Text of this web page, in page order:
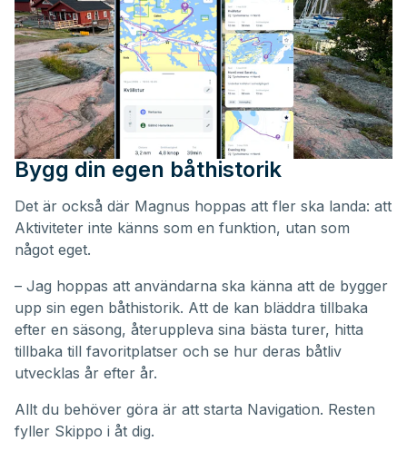
Bygg din egen båthistorik
Det är också där Magnus hoppas att fler ska landa: att
Aktiviteter inte känns som en funktion, utan som
något eget.
– Jag hoppas att användarna ska känna att de bygger
upp sin egen båthistorik. Att de kan bläddra tillbaka
efter en säsong, återuppleva sina bästa turer, hitta
tillbaka till favoritplatser och se hur deras båtliv
utvecklas år efter år.
Allt du behöver göra är att starta Navigation. Resten
fyller Skippo i åt dig.